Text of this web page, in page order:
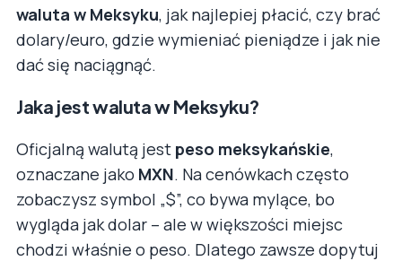
waluta w Meksyku, jak najlepiej płacić, czy brać
dolary/euro, gdzie wymieniać pieniądze i jak nie
dać się naciągnąć.
Jaka jest waluta w Meksyku?
Oficjalną walutą jest peso meksykańskie,
oznaczane jako MXN. Na cenówkach często
zobaczysz symbol „$”, co bywa mylące, bo
wygląda jak dolar – ale w większości miejsc
chodzi właśnie o peso. Dlatego zawsze dopytuj